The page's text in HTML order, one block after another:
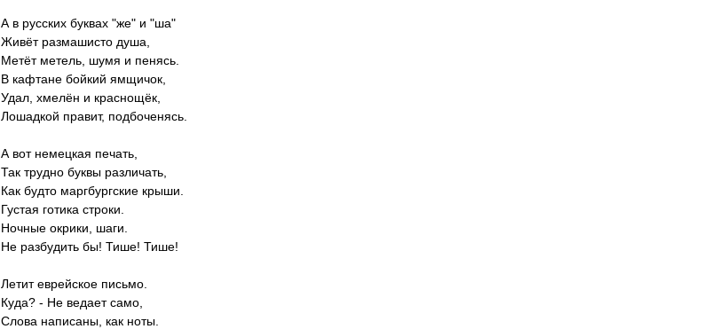
А в русских буквах "же" и "ша"
Живёт размашисто душа,
Метёт метель, шумя и пенясь.
В кафтане бойкий ямщичок,
Удал, хмелён и краснощёк,
Лошадкой правит, подбоченясь.
А вот немецкая печать,
Так трудно буквы различать,
Как будто маргбургские крыши.
Густая готика строки.
Ночные окрики, шаги.
Не разбудить бы! Тише! Тише!
Летит еврейское письмо.
Куда? - Не ведает само,
Слова написаны, как ноты.